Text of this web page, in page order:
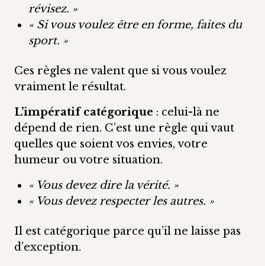
révisez. »
« Si vous voulez être en forme, faites du
sport. »
Ces règles ne valent que si vous voulez
vraiment le résultat.
L’impératif catégorique : celui-là ne
dépend de rien. C’est une règle qui vaut
quelles que soient vos envies, votre
humeur ou votre situation.
« Vous devez dire la vérité. »
« Vous devez respecter les autres. »
Il est catégorique parce qu’il ne laisse pas
d’exception.